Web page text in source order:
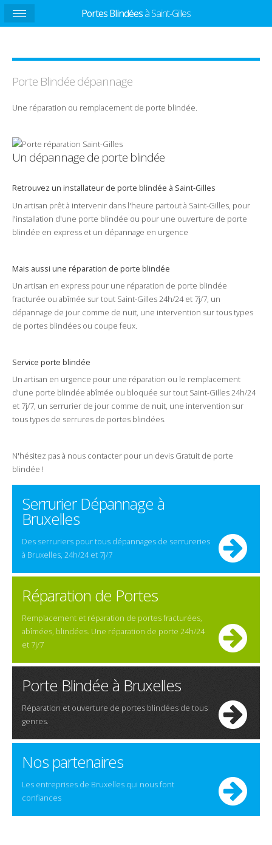
Porte Blindéedépannage
Une réparation ou remplacement de porte blindée.
Un dépannage de porte blindée
Retrouvez un installateur de porte blindée à Saint-Gilles
Un artisan prêt à intervenir dans l'heure partout à Saint-Gilles, pour
l'installation d'une porte blindée ou pour une ouverture de porte
blindée en express et un dépannage en urgence
Mais aussi une réparation de porte blindée
Un artisan en express pour une réparation de porte blindée
fracturée ou abîmée sur tout Saint-Gilles24h/24et 7j/7, un
dépannage de jour comme de nuit, une intervention sur tous types
de portes blindées ou coupe feux.
Service porte blindée
Un artisan en urgence pour une réparation ou le remplacement
d'une porte blindée abîmée ou bloquée sur tout Saint-Gilles24h/24
et 7j/7, un serrurier de jour comme de nuit, une intervention sur
tous types de serrures de portes blindées.
N'hésitez pas à nous contacter pour un devis Gratuit de porte
blindée !
Serrurier Dépannage à
Bruxelles
Des serruriers pour tous dépannages de serrureries
à Bruxelles, 24h/24 et 7j/7
Réparation de Portes
Remplacement et réparation de portes fracturées,
abîmées, blindées. Une réparation de porte 24h/24
et 7j/7
Porte Blindée à Bruxelles
Réparation et ouverture de portes blindées de tous
genres.
Nos partenaires
Les entreprises de Bruxelles qui nous font
confiances
Portes Blindéesà Saint-Gilles